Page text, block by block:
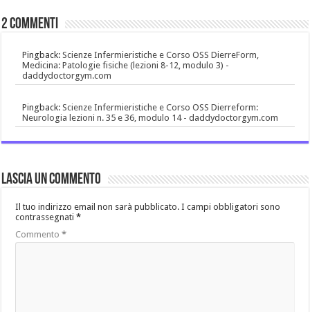
2 commenti
Pingback:Scienze Infermieristiche e Corso OSS DierreForm,
Medicina: Patologie fisiche (lezioni 8-12, modulo 3) -
daddydoctorgym.com
Pingback:Scienze Infermieristiche e Corso OSS Dierreform:
Neurologia lezioni n. 35 e 36, modulo 14 - daddydoctorgym.com
Lascia un commento
Il tuo indirizzo email non sarà pubblicato. I campi obbligatori sono
contrassegnati*
Commento*